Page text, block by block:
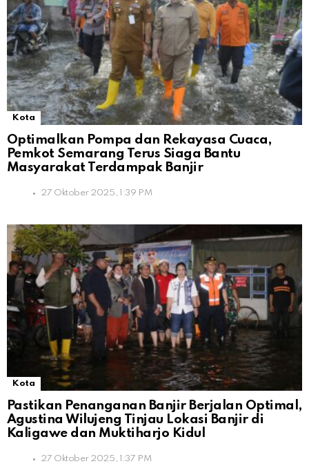
Kota
Optimalkan Pompa dan Rekayasa Cuaca,
Pemkot Semarang Terus Siaga Bantu
Masyarakat Terdampak Banjir
27 Oktober 2025, 1:39 PM
Kota
Pastikan Penanganan Banjir Berjalan Optimal,
Agustina Wilujeng Tinjau Lokasi Banjir di
Kaligawe dan Muktiharjo Kidul
27 Oktober 2025, 1:37 PM